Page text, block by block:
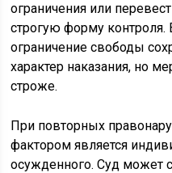
ограничения или
строгую форму контроля.
ограничение свободы
характер наказания, но
строже.
При повторных
фактором является
осужденного. Суд может